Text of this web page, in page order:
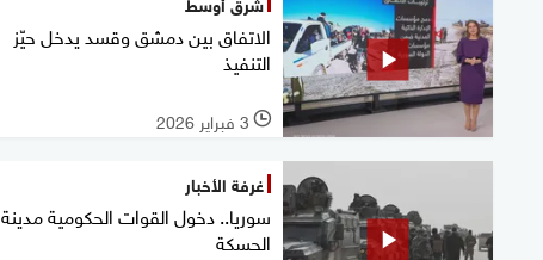
الاتفاق بين دمشق وقسد يدخل حيّز
التنفيذ
l 3 فبراير 2026
غرفة الأخبار
سوريا.. دخول القوات الحكومية مدينة
الحسكة